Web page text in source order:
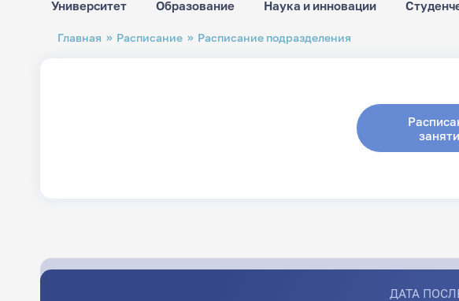
Университет Образование Наука и инновации
Строка
навигации
Главная Расписание Расписание подразделения
ДАТА